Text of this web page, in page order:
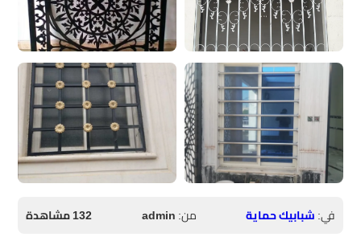
في:شبابيك حماية من:admin
132 مشاهدة